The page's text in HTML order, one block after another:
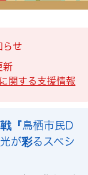
らせ
新
関する支援情報
『鳥栖市民D
が彩るスペシ